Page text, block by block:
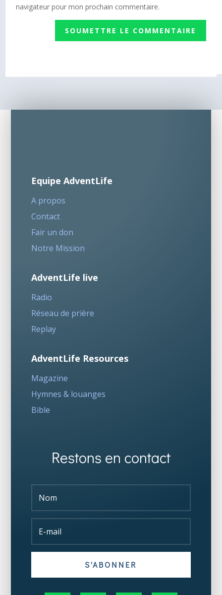
navigateur pour mon prochain commentaire.
SOUMETTRE LE COMMENTAIRE
Equipe AdventLife
A propos
Contact
Fair un don
Notre Mission
AdventLife live
Radio
Réseau de prière
Replay
AdventLife Resources
Magazine
Hymnes & louanges
Bible
Restons en contact
S'ABONNER